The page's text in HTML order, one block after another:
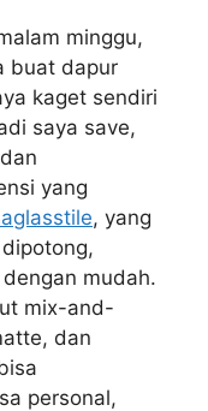
minggu,
buat dapur
kaget sendiri
saya save,
yang
, yang
mudah.
mix-and-
dan
personal,